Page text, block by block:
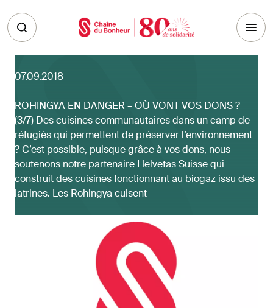
07.09.2018
ROHINGYA EN DANGER – OÙ VONT VOS DONS ?
(3/7) Des cuisines communautaires dans un camp de
réfugiés qui permettent de préserver l’environnement
? C’est possible, puisque grâce à vos dons, nous
soutenons notre partenaire Helvetas Suisse qui
construit des cuisines fonctionnant au biogaz issu des
latrines. Les Rohingya cuisent